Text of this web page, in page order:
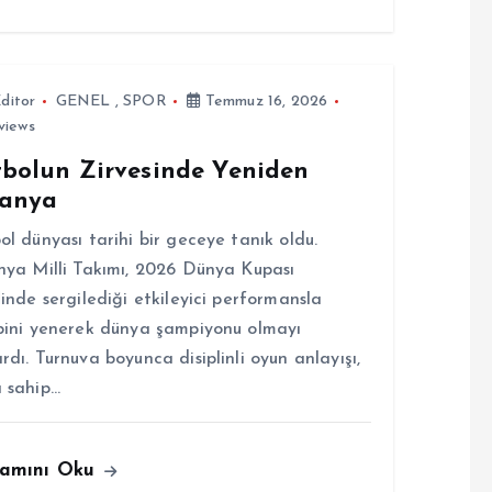
GENEL ,SPOR
Temmuz 16, 2026
Zirvesinde Yeniden
dünyası tarihi bir geceye tanık oldu.
Milli Takımı, 2026 Dünya Kupası
sergilediği etkileyici performansla
yenerek dünya şampiyonu olmayı
Turnuva boyunca disiplinli oyun anlayışı,
sahip…
Oku